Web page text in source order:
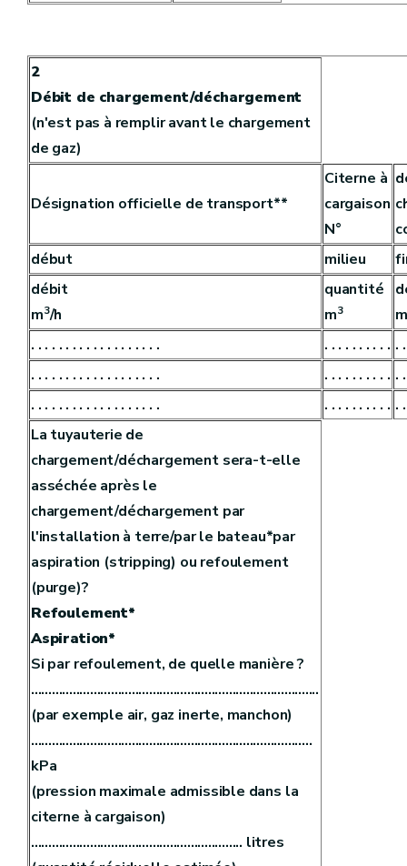
2
Débit de chargement/déchargement
(n'est pas à remplir avant le chargement
de gaz)
Désignation officielle de transport**
Citerne à
cargaison
N°
début
milieu
débit
m3/h
quantité
m3
m
. . . . . . . . . . . . . . . . . . .
. . . . . . . . . . .
. . . . . . . . . . . . . . . . . . .
. . . . . . . . . . .
. . . . . . . . . . . . . . . . . . .
. . . . . . . . . . .
La tuyauterie de
chargement/déchargement sera-t-elle
asséchée après le
chargement/déchargement par
l'installation à terre/par le bateau*par
aspiration (stripping) ou refoulement
(purge)?
Refoulement*
Aspiration*
Si par refoulement, de quelle manière ?
...................................................................................
(par exemple air, gaz inerte, manchon)
.................................................................................
kPa
(pression maximale admissible dans la
citerne à cargaison)
............................................................. litres